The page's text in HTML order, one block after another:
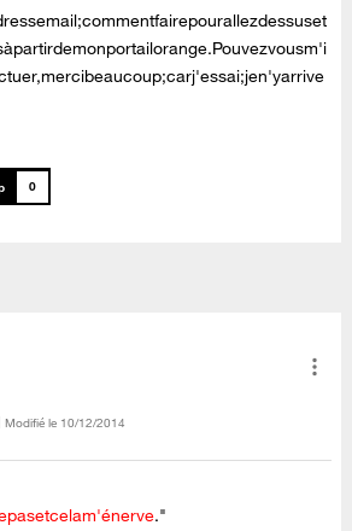
0
Modifié le 10/12/2014
."